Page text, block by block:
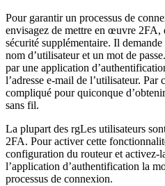
Pour garantir un processus de
envisagez de mettre en œuvre 2FA,
sécurité supplémentaire. Il
nom d’utilisateur et un mot de
par une application
l’adresse e-mail de l’utilisateur.
compliqué pour quiconque
sans fil.
La plupart des rgLes utilisateurs
2FA. Pour activer cette
configuration du routeur et activez-
l’application d’authentification la
processus de connexion.